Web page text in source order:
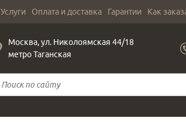
Услуги Оплата и доставка Гарантии Как
Москва, ул. Николоямская 44/18
метро Таганская